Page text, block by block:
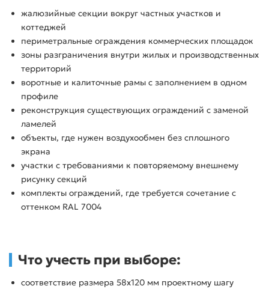
жалюзийные секции вокруг частных участков и
коттеджей
периметральные ограждения коммерческих площадок
зоны разграничения внутри жилых и производственных
территорий
воротные и калиточные рамы с заполнением в одном
профиле
реконструкция существующих ограждений с заменой
ламелей
объекты, где нужен воздухообмен без сплошного
экрана
участки с требованиями к повторяемому внешнему
рисунку секций
комплекты ограждений, где требуется сочетание с
оттенком RAL 7004
Что учесть при выборе:
соответствие размера 58х120 мм проектному шагу